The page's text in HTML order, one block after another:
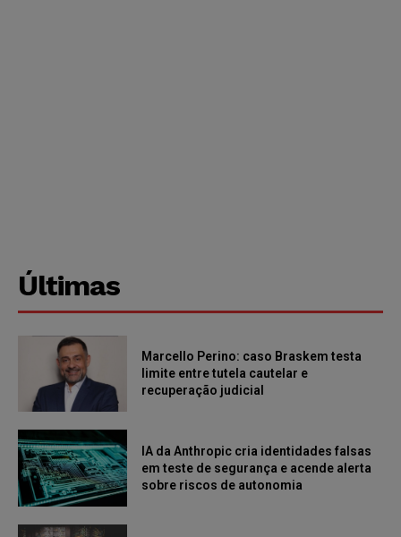
Últimas
Marcello Perino: caso Braskem testa
limite entre tutela cautelar e
recuperação judicial
IA da Anthropic cria identidades falsas
em teste de segurança e acende alerta
sobre riscos de autonomia